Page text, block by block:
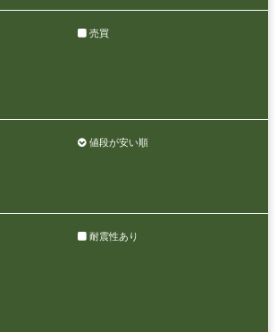
売買
値段が安い順
耐震性あり